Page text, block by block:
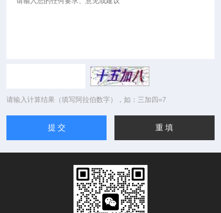
请输入计算结果（填写阿拉伯数字），如：三加四=7